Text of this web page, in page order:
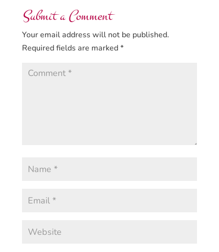
Submit a Comment
Your email address will not be published.
Required fields are marked*